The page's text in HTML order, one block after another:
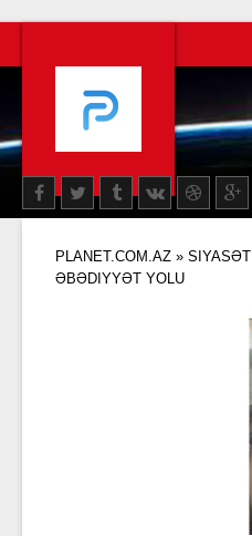
PLANET.COM.AZ » SIYASƏT
ƏBƏDIYYƏT YOLU